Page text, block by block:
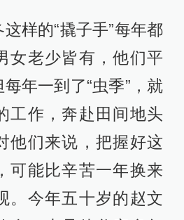
样的“撬子手”每年都
女老少皆有，他们平
年一到了“虫季”，就
工作，奔赴田间地头
他们来说，把握好这
可能比辛苦一年换来
。今年五十岁的赵文